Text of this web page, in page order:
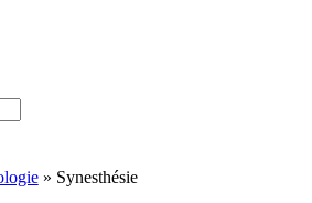
» Synesthésie